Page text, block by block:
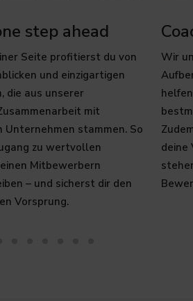
step ahead
Seite profitierst du von
und einzigartigen
die aus unserer
mit
Unternehmen stammen. So
zu wertvollen
Mitbewerbern
– und sicherst dir den
Vorsprung.​
Wir
deine